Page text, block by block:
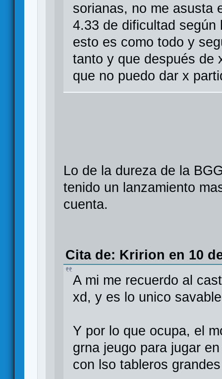
sorianas, no me asusta
4.33 de dificultad
esto es como todo y
tanto y que después de
que no puedo dar x
Lo de la dureza de la
tenido un lanzamiento
cuenta.
Cita de: Kririon en 10
A mi me recuerdo al
xd, y es lo unico
Y por lo que ocupa, el
grna jeugo para jugar
con lso tableros